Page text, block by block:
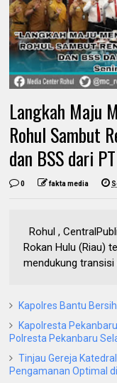
Langkah Maju
Rohul Sambut
dan BSS dari
0 fakta media
​Rohul ,
Rokan Hulu (Riau)
mendukung transisi
Kapolres Bantu
Kapolresta
Polresta Pekanbaru
Tinjau Gereja
Pengamanan Optimal